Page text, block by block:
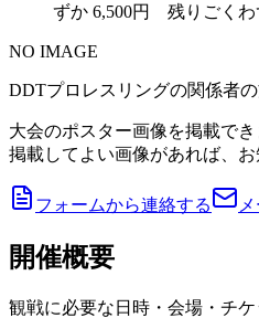
ずか 6,500円 残りごくわ
NO IMAGE
DDTプロレスリングの関係者
大会のポスター画像を掲載でき
掲載してよい画像があれば、お
フォームから連絡する
開催概要
観戦に必要な日時・会場・チ